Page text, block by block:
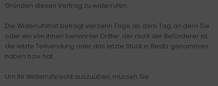
Gründen diesen Vertrag zu widerrufen.
Die Widerrufsfrist beträgt vierzehn Tage ab dem Tag, an dem Sie
oder ein von Ihnen benannter Dritter, der nicht der Beförderer ist,
die letzte Teilsendung oder das letzte Stück in Besitz genommen
haben bzw. hat.
Um Ihr Widerrufsrecht auszuüben, müssen Sie